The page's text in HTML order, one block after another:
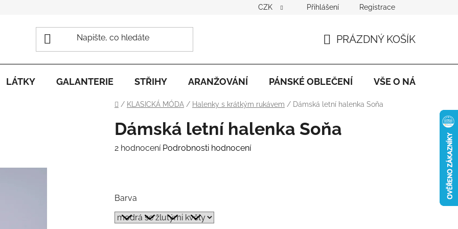
CZK Přihlášení Registrace
KOŠÍK
PRÁZDNÝ KOŠÍK
LÁTKY GALANTERIE STŘIHY ARANŽOVÁNÍ PÁNSKÉ OBLEČENÍ VŠE O NÁKUPU
Domů
/ KLASICKÁ MÓDA / Halenky s krátkým rukávem / Dámská letní halenka Soňa
Dámská letní halenka Soňa
Průměrné
5,0
z
2 hodnocení Podrobnosti hodnocení
Barva